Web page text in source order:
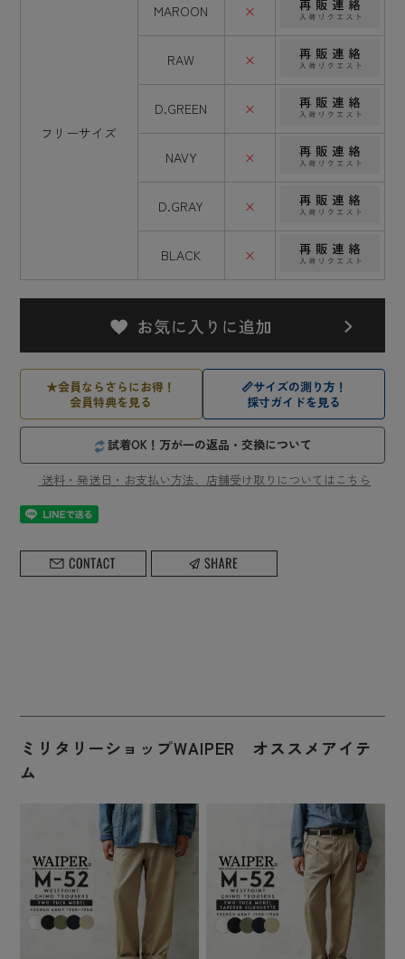
フリーサイズ
MAROON ×
RAW ×
D.GREEN ×
NAVY ×
D.GRAY ×
BLACK ×
★会員ならさらにお得！
会員特典を見る
📏サイズの測り方！
採寸ガイドを見る
試着OK！万が一の返品・交換について
送料・発送日・お支払い方法、店舗受け取りについてはこちら
ミリタリーショップWAIPER オススメアイテ
ム